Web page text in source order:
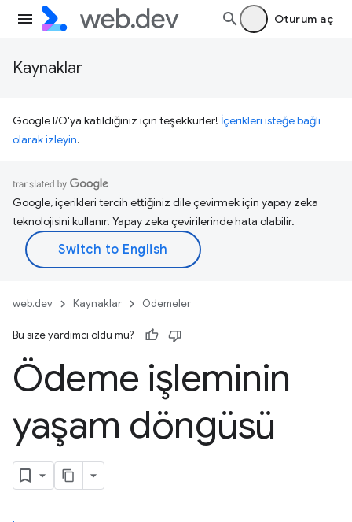
Oturum aç
Kaynaklar
Google I/O'ya katıldığınız için teşekkürler! İçerikleri isteğe bağlı
olarak izleyin.
Google, içerikleri tercih ettiğiniz dile çevirmek için yapay zeka
teknolojisini kullanır. Yapay zeka çevirilerinde hata olabilir.
web.dev Kaynaklar Ödemeler
Bu size yardımcı oldu mu?
Ödeme işleminin
yaşam döngüsü